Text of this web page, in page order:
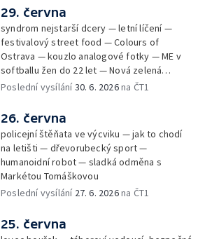
29. června
syndrom nejstarší dcery — letní líčení —
festivalový street food — Colours of
Ostrava — kouzlo analogové fotky — ME v
softballu žen do 22 let — Nová zelená
úsporám — Global Teacher Prize Czech
Poslední vysílání30. 6. 2026na ČT1
26. června
policejní štěňata ve výcviku — jak to chodí
na letišti — dřevorubecký sport —
humanoidní robot — sladká odměna s
Markétou Tomáškovou
Poslední vysílání 27. 6. 2026na ČT1
25. června